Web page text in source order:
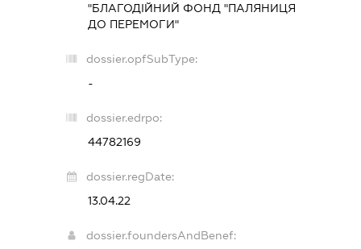
"БЛАГОДІЙНИЙ ФОНД "ПАЛЯНИЦЯ
ДО ПЕРЕМОГИ"
dossier.opfSubType:
-
dossier.edrpo:
44782169
dossier.regDate:
13.04.22
dossier.foundersAndBenef: